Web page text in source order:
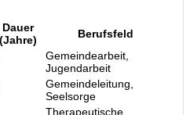
Dauer
(Jahre)
Berufsfeld
Gemeindearbeit,
Jugendarbeit
Gemeindeleitung,
Seelsorge
Therapeutische